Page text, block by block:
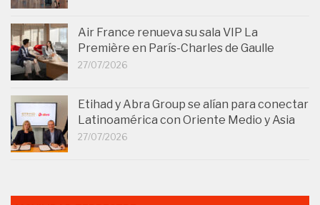
Air France renueva su sala VIP La
Première en París-Charles de Gaulle
27/07/2026
Etihad y Abra Group se alían para conectar
Latinoamérica con Oriente Medio y Asia
27/07/2026